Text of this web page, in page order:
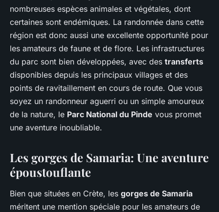
nombreuses espèces animales et végétales, dont
certaines sont endémiques. La randonnée dans cette
région est donc aussi une excellente opportunité pour
les amateurs de faune et de flore. Les infrastructures
du parc sont bien développées, avec des transferts
disponibles depuis les principaux villages et des
points de ravitaillement en cours de route. Que vous
soyez un randonneur aguerri ou un simple amoureux
de la nature, le Parc National du Pinde vous promet
une aventure inoubliable.
Lesgorges de Samaria: Une aventure
époustouflante
Bien que situées en Crète, les gorges de Samaria
méritent une mention spéciale pour les amateurs de